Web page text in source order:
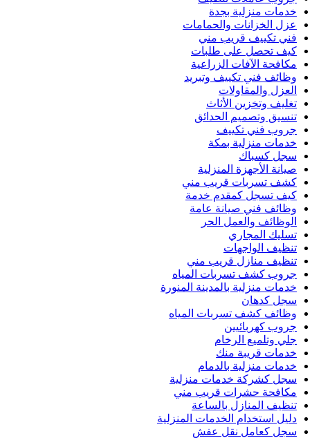
خدمات منزلية بجدة
عزل الخزانات والحمامات
فني تكييف قريب مني
كيف تحصل على طلبات
مكافحة الآفات الزراعية
وظائف فني تكييف وتبريد
العزل والمقاولات
تغليف وتخزين الأثاث
تنسيق وتصميم الحدائق
جروب فني تكييف
خدمات منزلية بمكة
سجل كسباك
صيانة الأجهزة المنزلية
كشف تسربات قريب مني
كيف تسجل كمقدم خدمة
وظائف فني صيانة عامة
الوظائف والعمل الحر
تسليك المجاري
تنظيف الواجهات
تنظيف منازل قريب مني
جروب كشف تسربات المياه
خدمات منزلية بالمدينة المنورة
سجل كدهان
وظائف كشف تسربات المياه
جروب كهربائيين
جلي وتلميع الرخام
خدمات قريبة منك
خدمات منزلية بالدمام
سجل كشركة خدمات منزلية
مكافحة حشرات قريب مني
تنظيف المنازل بالساعة
دليل استخدام الخدمات المنزلية
سجل كعامل نقل عفش